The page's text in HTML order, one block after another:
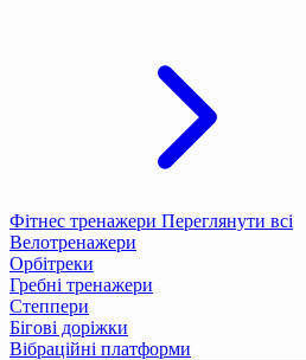
Фітнес тренажери Переглянути всі
Велотренажери
Орбітреки
Гребні тренажери
Степпери
Бігові доріжки
Вібраційні платформи